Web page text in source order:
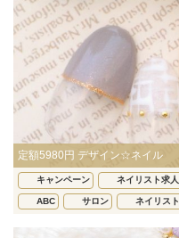
定額5980円 デザイン☆ネイル
キャンペーン ネイリスト求人
ABC サロン ネイリスト